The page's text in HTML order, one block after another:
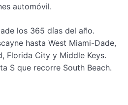
automóvil.
los 365 días del año.
hasta West Miami-Dade,
Florida City y Middle Keys.
S que recorre South Beach.